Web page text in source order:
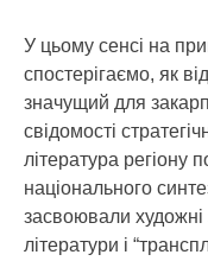
У цьому сенсі на
спостерігаємо, як
значущий для
свідомості
література регіону
національного
засвоювали художні
літератури і